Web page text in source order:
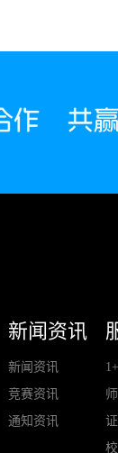
新闻资讯
新闻资讯
竞赛资讯
通知资讯